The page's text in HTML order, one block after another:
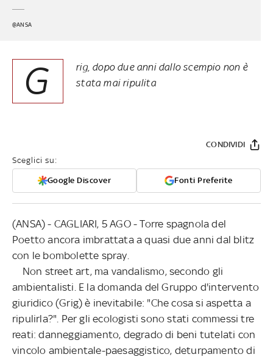
@ANSA
G
rig, dopo due anni dallo scempio non è
stata mai ripulita
Sceglici su:
Google Discover Fonti Preferite
CONDIVIDI
(ANSA) - CAGLIARI, 5 AGO - Torre spagnola del
Poetto ancora imbrattata a quasi due anni dal blitz
con le bombolette spray.
Non street art, ma vandalismo, secondo gli
ambientalisti. E la domanda del Gruppo d'intervento
giuridico (Grig) è inevitabile: "Che cosa si aspetta a
ripulirla?". Per gli ecologisti sono stati commessi tre
reati: danneggiamento, degrado di beni tutelati con
vincolo ambientale-paesaggistico, deturpamento di